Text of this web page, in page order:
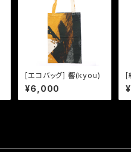
[エコバッグ] 響(kyou)
¥6,000
[